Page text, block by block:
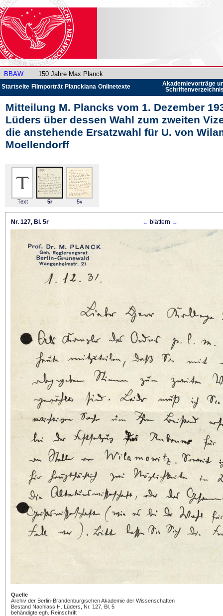
BBAW 150 Jahre Max Planck
Startseite Filmporträt Planckiana Onlinetexte
Akademievorträge
Mitteilung M. Plancks vom 1. Dezember
Lüders über dessen Wahl zum zweiten
die anstehende Ersatzwahl für U. von
Moellendorff
Text 5r 5v
Nr. 127, Bl. 5r ← blättern →
Quelle
Archiv der Berlin-Brandenburgischen Akademie der Wissenschaften
Bestand Nachlass H. Lüders, Nr. 127, Bl. 5
behändigte egh. Reinschrift